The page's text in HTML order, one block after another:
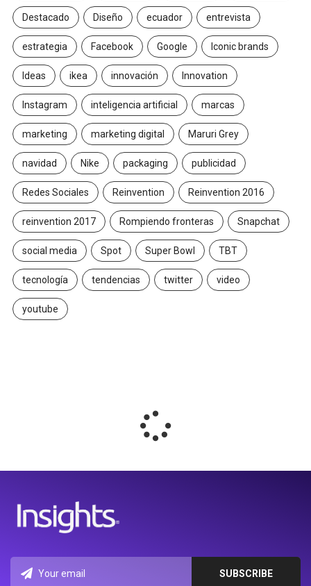
Destacado Diseño ecuador entrevista
estrategia Facebook Google Iconic brands
Ideas ikea innovación Innovation
Instagram inteligencia artificial marcas
marketing marketing digital Maruri Grey
navidad Nike packaging publicidad
Redes Sociales Reinvention Reinvention 2016
reinvention 2017 Rompiendo fronteras Snapchat
social media Spot Super Bowl TBT
tecnología tendencias twitter video
youtube